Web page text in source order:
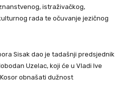
istraživačkog,
rada te očuvanje jezičnog
Sisak dao je tadašnji predsjednik
Uzelac, koji će u Vladi Ive
obnašati dužnost